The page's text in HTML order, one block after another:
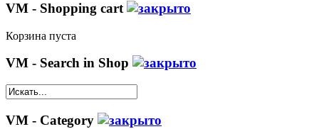
VM - Shopping cart
Корзина пуста
VM - Search in Shop
VM - Category